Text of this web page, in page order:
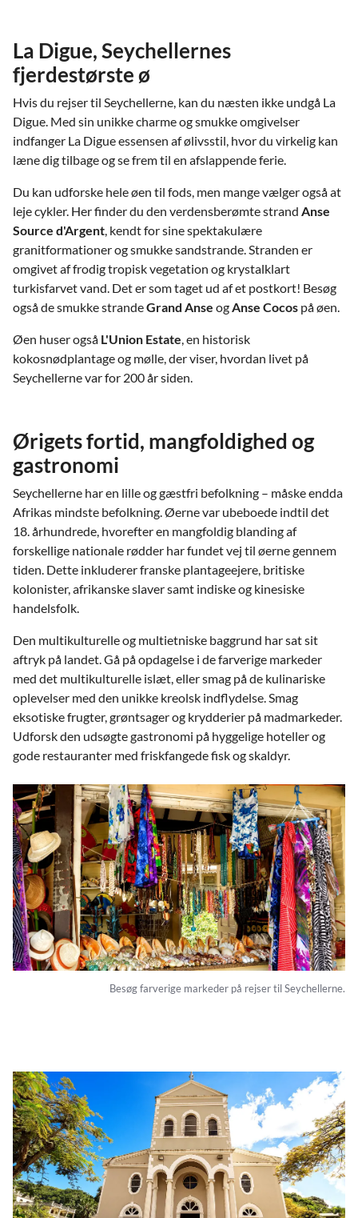
La Digue, Seychellernes
fjerdestørste ø
Hvis du rejser til Seychellerne, kan du næsten ikke undgå La
Digue. Med sin unikke charme og smukke omgivelser
indfanger La Digue essensen af ølivsstil, hvor du virkelig kan
læne dig tilbage og se frem til en afslappende ferie.
Du kan udforske hele øen til fods, men mange vælger også at
leje cykler. Her finder du den verdensberømte strand Anse
Source d'Argent , kendt for sine spektakulære
granitformationer og smukke sandstrande. Stranden er
omgivet af frodig tropisk vegetation og krystalklart
turkisfarvet vand. Det er som taget ud af et postkort! Besøg
også de smukke strandeGrand Anse og Anse Cocos på øen.
Øen huser også L'Union Estate , en historisk
kokosnødplantage og mølle, der viser, hvordan livet på
Seychellerne var for 200 år siden.
Ørigets fortid, mangfoldighed og
gastronomi
Seychellerne har en lille og gæstfri befolkning – måske endda
Afrikas mindste befolkning. Øerne var ubeboede indtil det
18. århundrede, hvorefter en mangfoldig blanding af
forskellige nationale rødder har fundet vej til øerne gennem
tiden. Dette inkluderer franske plantageejere, britiske
kolonister, afrikanske slaver samt indiske og kinesiske
handelsfolk.
Den multikulturelle og multietniske baggrund har sat sit
aftryk på landet. Gå på opdagelse i de farverige markeder
med det multikulturelle islæt, eller smag på de kulinariske
oplevelser med den unikke kreolsk indflydelse. Smag
eksotiske frugter, grøntsager og krydderier på madmarkeder.
Udforsk den udsøgte gastronomi på hyggelige hoteller og
gode restauranter med friskfangede fisk og skaldyr.
Besøg farverige markeder på rejser til Seychellerne.